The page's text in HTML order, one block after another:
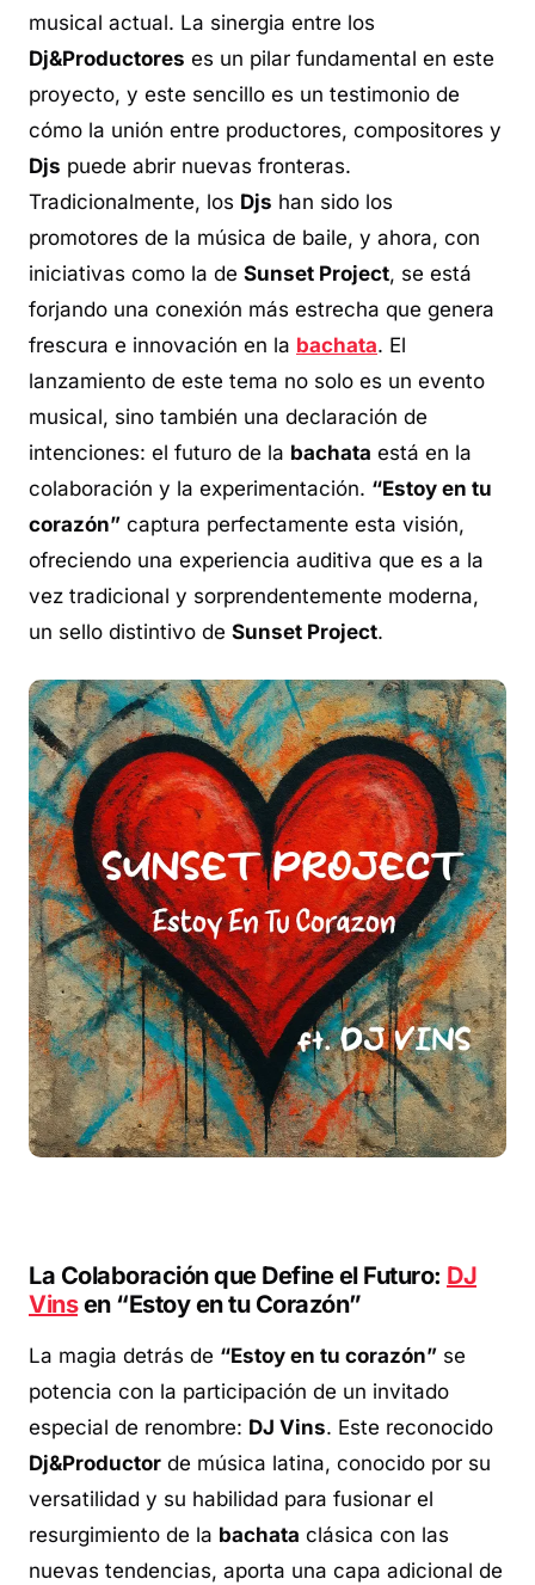
musical actual. La sinergia entre los
Dj&Productores es un pilar fundamental en este
proyecto, y este sencillo es un testimonio de
cómo la unión entre productores, compositores y
Djs puede abrir nuevas fronteras.
Tradicionalmente, los Djs han sido los
promotores de la música de baile, y ahora, con
iniciativas como la de Sunset Project, se está
forjando una conexión más estrecha que genera
frescura e innovación en la bachata. El
lanzamiento de este tema no solo es un evento
musical, sino también una declaración de
intenciones: el futuro de la bachata está en la
colaboración y la experimentación. “Estoy en tu
corazón” captura perfectamente esta visión,
ofreciendo una experiencia auditiva que es a la
vez tradicional y sorprendentemente moderna,
un sello distintivo de Sunset Project.
La Colaboración que Define el Futuro: DJ
Vinsen “Estoy en tu Corazón”
La magia detrás de “Estoy en tu corazón” se
potencia con la participación de un invitado
especial de renombre: DJ Vins. Este reconocido
Dj&Productor de música latina, conocido por su
versatilidad y su habilidad para fusionar el
resurgimiento de la bachata clásica con las
nuevas tendencias, aporta una capa adicional de